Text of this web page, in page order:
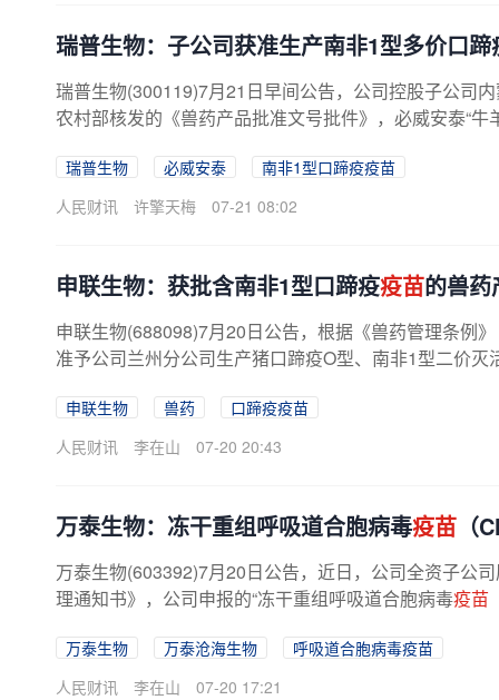
瑞普生物：子公司获准生产南非1型多价口蹄
瑞普生物(300119)7月21日早间公告，公司控股子公司
农村部核发的《兽药产品批准文号批件》，必威安泰“
瑞普生物 必威安泰
南非1型口蹄疫疫苗
人民财讯
许擎天梅 07-21 08:02
申联生物：获批含南非1型口蹄疫疫苗的兽
申联生物(688098)7月20日公告，根据《兽药管理条例
准予公司兰州分公司生产猪口蹄疫O型、南非1型二价灭
申联生物 兽药
口蹄疫疫苗
人民财讯
李在山 07-20 20:43
万泰生物：冻干重组呼吸道合胞病毒疫苗
万泰生物(603392)7月20日公告，近日，公司全资子公
理通知书》，公司申报的“冻干重组呼吸道合胞病毒疫苗
万泰生物 万泰沧海生物
呼吸道合胞病毒疫苗
人民财讯
李在山 07-20 17:21